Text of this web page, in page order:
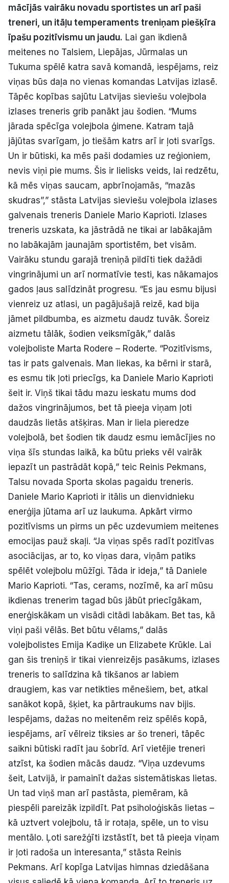
Par mums
Kontakti
Ziņo redakcijai
Facebook Instagram YouTube
E-avīze Abonē
mācījās vairāku novadu sportistes un arī paši
treneri, un itāļu temperaments treniņam piešķīra
īpašu pozitīvismu un jaudu. Lai gan ikdienā
meitenes no Talsiem, Liepājas, Jūrmalas un
Tukuma spēlē katra savā komandā, iespējams, reiz
viņas būs daļa no vienas komandas Latvijas izlasē.
Tāpēc kopības sajūtu Latvijas sieviešu volejbola
izlases treneris grib panākt jau šodien. “Mums
jārada spēcīga volejbola ģimene. Katram tajā
jājūtas svarīgam, jo tiešām katrs arī ir ļoti svarīgs.
Un ir būtiski, ka mēs paši dodamies uz reģioniem,
nevis viņi pie mums. Šis ir lielisks veids, lai redzētu,
kā mēs viņas saucam, apbrīnojamās, “mazās
skudras”,” stāsta Latvijas sieviešu volejbola izlases
galvenais treneris Daniele Mario Kaprioti. Izlases
treneris uzskata, ka jāstrādā ne tikai ar labākajām
no labākajām jaunajām sportistēm, bet visām.
Vairāku stundu garajā treniņā pildīti tiek dažādi
vingrinājumi un arī normatīvie testi, kas nākamajos
gados ļaus salīdzināt progresu. “Es jau esmu bijusi
vienreiz uz atlasi, un pagājušajā reizē, kad bija
jāmet pildbumba, es aizmetu daudz tuvāk. Šoreiz
aizmetu tālāk, šodien veiksmīgāk,” dalās
volejboliste Marta Rodere – Roderte. “Pozitīvisms,
tas ir pats galvenais. Man liekas, ka bērni ir starā,
es esmu tik ļoti priecīgs, ka Daniele Mario Kaprioti
šeit ir. Viņš tikai tādu mazu ieskatu mums dod
dažos vingrinājumos, bet tā pieeja viņam ļoti
daudzās lietās atšķiras. Man ir liela pieredze
volejbolā, bet šodien tik daudz esmu iemācījies no
viņa šīs stundas laikā, ka būtu prieks vēl vairāk
iepazīt un pastrādāt kopā,” teic Reinis Pekmans,
Talsu novada Sporta skolas pagaidu treneris.
Daniele Mario Kaprioti ir itālis un dienvidnieku
enerģija jūtama arī uz laukuma. Apkārt virmo
pozitīvisms un pirms un pēc uzdevumiem meitenes
emocijas pauž skaļi. “Ja viņas spēs radīt pozitīvas
asociācijas, ar to, ko viņas dara, viņām patiks
spēlēt volejbolu mūžīgi. Tāda ir ideja,” tā Daniele
Mario Kaprioti. “Tas, cerams, nozīmē, ka arī mūsu
ikdienas trenerim tagad būs jābūt priecīgākam,
enerģiskākam un visādi citādi labākam. Bet tas, kā
viņi paši vēlās. Bet būtu vēlams,” dalās
volejbolistes Emija Kadiķe un Elizabete Krūkle. Lai
gan šis treniņš ir tikai vienreizējs pasākums, izlases
treneris to salīdzina kā tikšanos ar labiem
draugiem, kas var netikties mēnešiem, bet, atkal
sanākot kopā, šķiet, ka pārtraukums nav bijis.
Iespējams, dažas no meitenēm reiz spēlēs kopā,
iespējams, arī vēlreiz tiksies ar šo treneri, tāpēc
saikni būtiski radīt jau šobrīd. Arī vietējie treneri
atzīst, ka šodien mācās daudz. “Viņa uzdevums
šeit, Latvijā, ir pamainīt dažas sistemātiskas lietas.
Un tad viņš man arī pastāsta, piemēram, kā
piespēli pareizāk izpildīt. Pat psiholoģiskās lietas –
kā uztvert volejbolu, tā ir rotaļa, spēle, un to visu
mentālo. Ļoti sarežģīti izstāstīt, bet tā pieeja viņam
ir ļoti radoša un interesanta,” stāsta Reinis
Pekmans. Arī kopīga Latvijas himnas dziedāšana